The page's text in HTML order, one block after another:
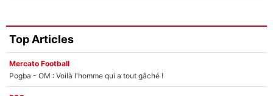
Top Articles
Mercato Football
Pogba - OM : Voilà l'homme qui a tout gâché !